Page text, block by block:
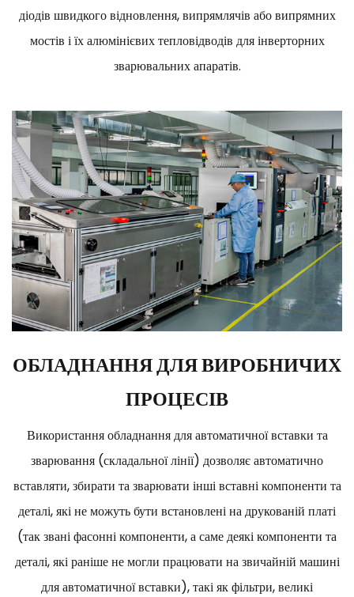
діодів швидкого відновлення, випрямлячів або випрямних
мостів і їх алюмінієвих тепловідводів для інверторних
зварювальних апаратів.
ОБЛАДНАННЯ ДЛЯ ВИРОБНИЧИХ
ПРОЦЕСІВ
Використання обладнання для автоматичної вставки та
зварювання (складальної лінії) дозволяє автоматично
вставляти, збирати та зварювати інші вставні компоненти та
деталі, які не можуть бути встановлені на друкованій платі
(так звані фасонні компоненти, а саме деякі компоненти та
деталі, які раніше не могли працювати на звичайній машині
для автоматичної вставки), такі як фільтри, великі